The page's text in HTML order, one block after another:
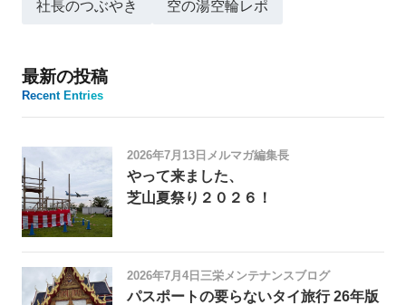
社長のつぶやき 空の湯空輪レポ
最新の投稿
Recent Entries
2026年7月13日 メルマガ編集長
やって来ました、
芝山夏祭り２０２６！
2026年7月4日 三栄メンテナンスブログ
パスポートの要らないタイ旅行 26年版